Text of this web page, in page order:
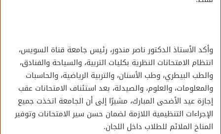
وأكد الأستاذ الدكتور ناصر مندور، رئيس جامعة قناة السويس،
انتظام الامتحانات النظرية بكليات التربية، والسياحة والفنادق،
والطب البيطري، وطب الأسنان، والتربية الرياضية، والحاسبات
والمعلومات، والعلوم، والصيدلة، بعد استئناف الامتحانات عقب
إجازة عيد الأضحى المبارك، مشيرًا إلى أن الجامعة اتخذت جميع
الإجراءات التنظيمية اللازمة لضمان حسن سير الامتحانات وتوفير
المناخ الملائم للطلاب داخل اللجان.